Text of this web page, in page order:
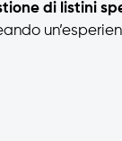
di listini